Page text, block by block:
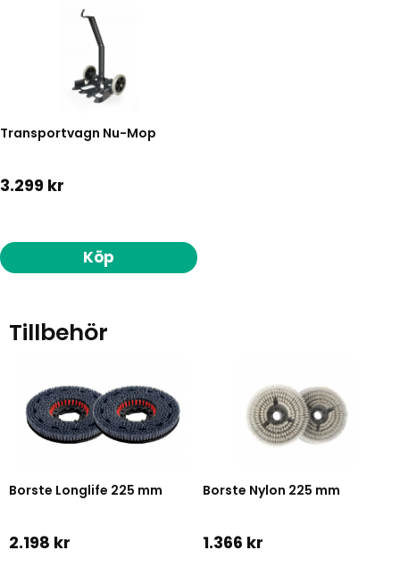
Transportvagn Nu-Mop
3.299 kr
Köp
Tillbehör
Borste Longlife 225 mm
2.198 kr
Borste Nylon 225 mm
1.366 kr